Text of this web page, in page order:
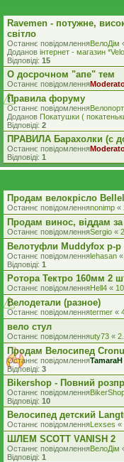
Ravemen - потужне,
світло
Останнє повідомленняВелоДім
Доданов iнтернет - магазин
Відповіді: 15
О досрочном "апе" тем
Останнє повідомлення
Правила форуму
Останнє повідомлення
Доданов Покатушки (
Відповіді: 2
ПРАВИЛА Барахолки (с
Останнє повідомлення
Відповіді: 1
Продам велокрісло
Останнє повідомленняnonimp «
Продам винос, віддам
Останнє повідомленняSergio «
Велотуфли Muddyfox р-р
Останнє повідомленняlehasan «
Відповіді: 1
Ротора Тектро 160мм 2
Останнє повідомленняHell4 «
Велодетали (разное)
Останнє повідомленняtermer «
вело стул
Останнє повідомленняuty73 «
Продам Велосипед
Останнє повідомленняTamaraH
Відповіді: 3
Bikershop - Повний
Останнє повідомлення
Відповіді: 10
Велосипед детский
Останнє повідомленняLexses «
ШЛЕМ SCOTT VANISH 2
Останнє повідомленняВелоДім
Відповіді: 1